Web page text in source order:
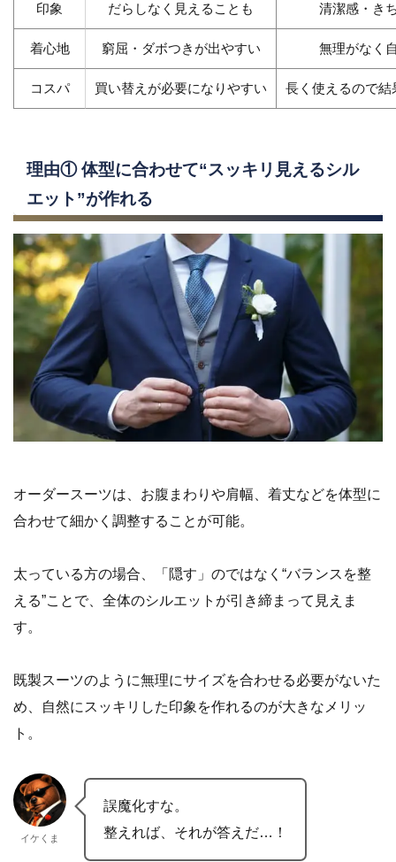
印象 だらしなく見えることも 清潔感・き
着心地 窮屈・ダボつきが出やすい 無理がなく
コスパ 買い替えが必要になりやすい 長く使えるので
理由① 体型に合わせて“スッキリ見えるシル
エット”が作れる
オーダースーツは、お腹まわりや肩幅、着丈などを体型に
合わせて細かく調整することが可能。
太っている方の場合、「隠す」のではなく“バランスを整
える”ことで、全体のシルエットが引き締まって見えま
す。
既製スーツのように無理にサイズを合わせる必要がないた
め、自然にスッキリした印象を作れるのが大きなメリッ
ト。
イケくま
誤魔化すな。
整えれば、それが答えだ…！